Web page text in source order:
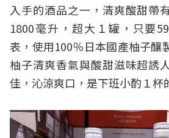
入手的酒品之一，清爽酸甜帶
1800毫升，超大１罐，只要
表，使用100％日本國產柚子釀
柚子清爽香氣與酸甜滋味超誘
佳，沁涼爽口，是下班小酌１杯